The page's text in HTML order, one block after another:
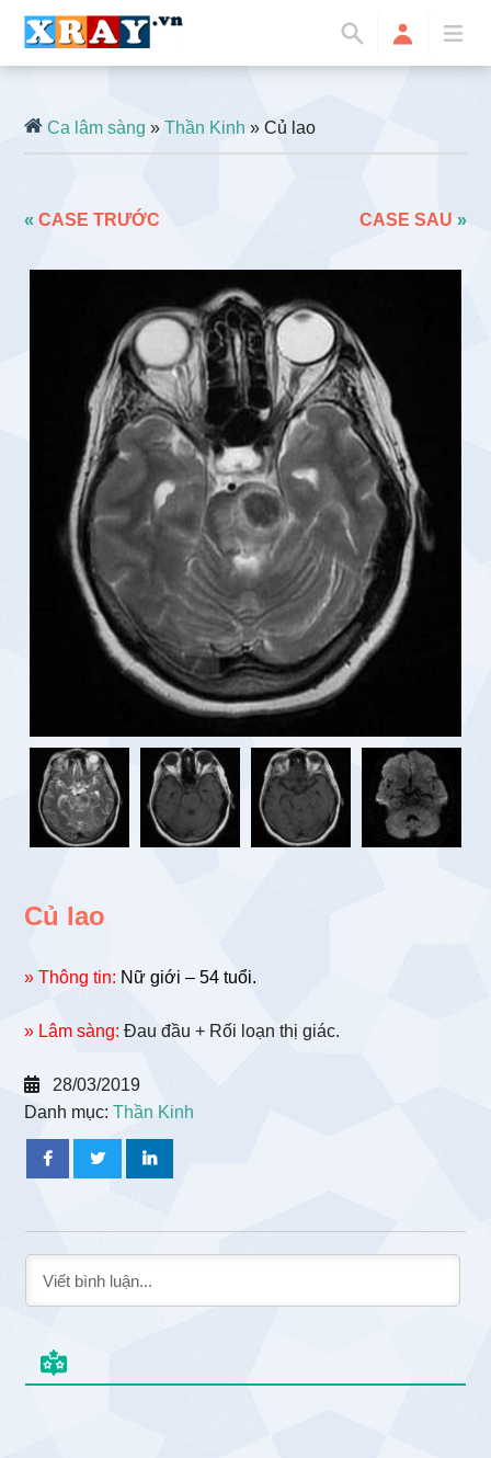
Ca lâm sàng »Thần Kinh » Củ lao
«CASE TRƯỚC CASE SAU »
Củ lao
» Thông tin: Nữ giới – 54 tuổi.
» Lâm sàng: Đau đầu + Rối loạn thị giác.
28/03/2019
Danh mục:Thần Kinh